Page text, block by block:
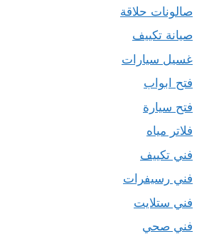
صالونات حلاقة
صيانة تكييف
غسيل سيارات
فتح ابواب
فتح سيارة
فلاتر مياه
فني تكييف
فني رسيفرات
فني ستلايت
فني صحي